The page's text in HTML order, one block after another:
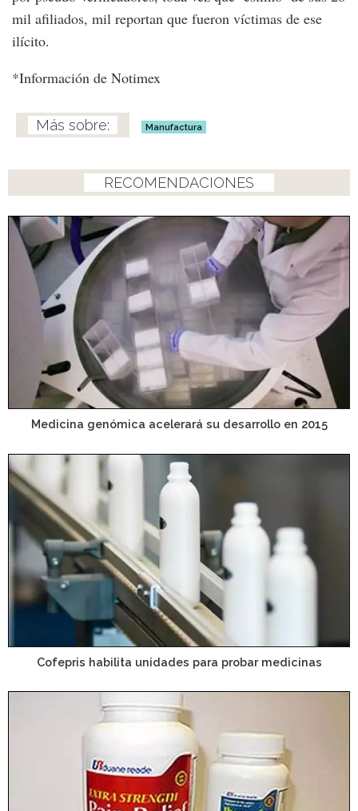
mil afiliados, mil reportan que fueron víctimas de ese
ilícito.
*Información de Notimex
Manufactura
RECOMENDACIONES
Medicina genómica acelerará su desarrollo en 2015
Cofepris habilita unidades para probar medicinas